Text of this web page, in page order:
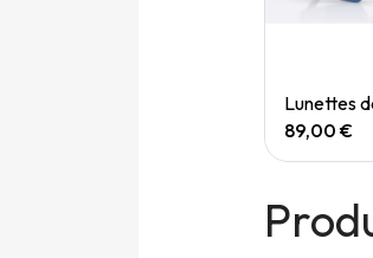
Lunettes
89,00 €